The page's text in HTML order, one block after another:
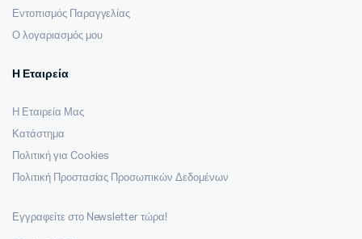
Εντοπισμός Παραγγελίας
Ο λογαριασμός μου
Η Εταιρεία
Η Εταιρεία Μας
Κατάστημα
Πολιτική για Cookies
Πολιτική Προστασίας Προσωπικών Δεδομένων
Εγγραφείτε στο Newsletter τώρα!